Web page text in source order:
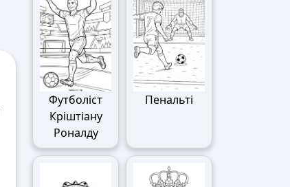
Футболіст
Кріштіану
Роналду
Пенальті